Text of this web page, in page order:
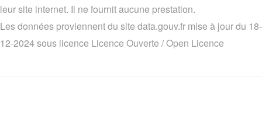
leur site internet. Il ne fournit aucune prestation.
Les données proviennent du site data.gouv.fr mise à jour du 18-
12-2024 sous licence Licence Ouverte / Open Licence